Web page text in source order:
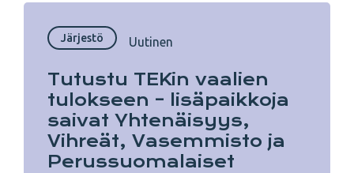
Järjestö Uutinen
Tutustu TEKin vaalien
tulokseen – lisäpaikkoja
saivat Yhtenäisyys,
Vihreät, Vasemmisto ja
Perussuomalaiset